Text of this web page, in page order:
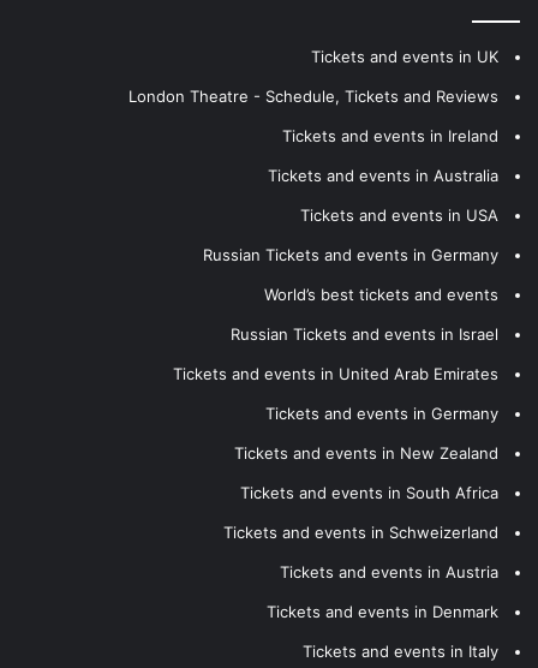
Tickets and events in UK
London Theatre - Schedule, Tickets and Reviews
Tickets and events in Ireland
Tickets and events in Australia
Tickets and events in USA
Russian Tickets and events in Germany
World’s best tickets and events
Russian Tickets and events in Israel
Tickets and events in United Arab Emirates
Tickets and events in Germany
Tickets and events in New Zealand
Tickets and events in South Africa
Tickets and events in Schweizerland
Tickets and events in Austria
Tickets and events in Denmark
Tickets and events in Italy